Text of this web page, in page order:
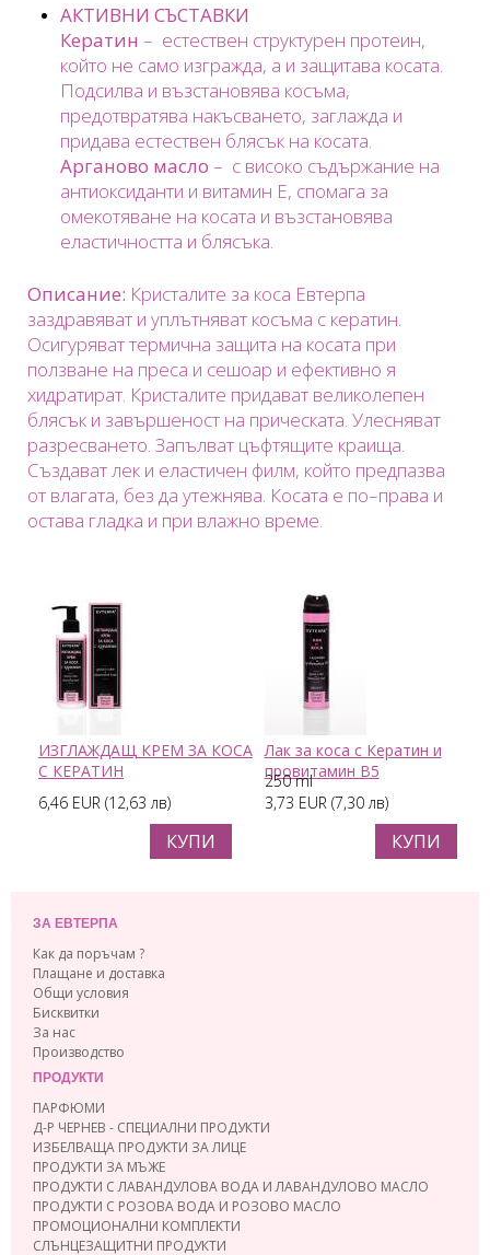
АКТИВНИ СЪСТАВКИ
Кератин – естествен структурен протеин,
който не само изгражда, а и защитава косата.
Подсилва и възстановява косъма,
предотвратява накъсването, заглажда и
придава естествен блясък на косата.
Арганово масло – с високо съдържание на
антиоксиданти и витамин Е, спомага за
омекотяване на косата и възстановява
еластичността и блясъка.
Описание: Кристалите за коса Евтерпа
заздравяват и уплътняват косъма с кератин.
Осигуряват термична защита на косата при
ползване на преса и сешоар и ефективно я
хидратират. Кристалите придават великолепен
блясък и завършеност на прическата. Улесняват
разресването. Запълват цъфтящите краища.
Създават лек и еластичен филм, който предпазва
от влагата, без да утежнява. Косата е по–права и
остава гладка и при влажно време.
ИЗГЛАЖДАЩ КРЕМ ЗА КОСА
С КЕРАТИН
6,46 EUR (12,63 лв)
КУПИ
Лак за коса с Кератин и
провитамин В5
250 ml
3,73 EUR (7,30 лв)
КУПИ
ЗА ЕВТЕРПА
Как да поръчам ?
Плащане и доставка
Общи условия
Бисквитки
За нас
Производство
ПРОДУКТИ
ПАРФЮМИ
Д-Р ЧЕРНЕВ - СПЕЦИАЛНИ ПРОДУКТИ
ИЗБЕЛВАЩА ПРОДУКТИ ЗА ЛИЦЕ
ПРОДУКТИ ЗА МЪЖЕ
ПРОДУКТИ С ЛАВАНДУЛОВА ВОДА И ЛАВАНДУЛОВО МАСЛО
ПРОДУКТИ С РОЗОВА ВОДА И РОЗОВО МАСЛО
ПРОМОЦИОНАЛНИ КОМПЛЕКТИ
СЛЪНЦЕЗАЩИТНИ ПРОДУКТИ